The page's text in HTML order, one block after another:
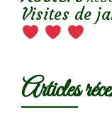
Visites de
Articles